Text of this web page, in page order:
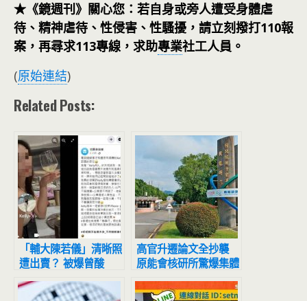
★《鏡週刊》關心您：若自身或旁人遭受身體虐
待、精神虐待、性侵害、性騷擾，請立刻撥打110報
案，再尋求113專線，求助專業社工人員。
(原始連結)
Related Posts:
「輔大陳若儀」清晰照
遭出賣？ 被爆曾酸
「窮忙族才搭捷運」網
又掀戰
高官升遷論文全抄襲
原能會核研所驚爆集體
舞弊